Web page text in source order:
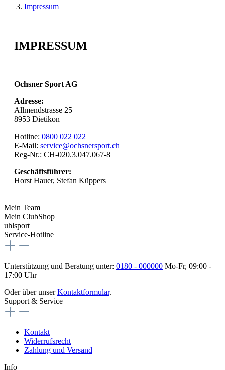
Impressum
IMPRESSUM
Ochsner Sport AG
Adresse:
Allmendstrasse 25
8953 Dietikon
Hotline: 0800 022 022
E-Mail: service@ochsnersport.ch
Reg-Nr.: CH-020.3.047.067-8
Geschäftsführer:
Horst Hauer, Stefan Küppers
Mein Team
Mein ClubShop
uhlsport
Service-Hotline
Unterstützung und Beratung unter: 0180 - 000000 Mo-Fr, 09:00 -
17:00 Uhr
Oder über unserKontaktformular.
Support & Service
Kontakt
Widerrufsrecht
Zahlung und Versand
Info